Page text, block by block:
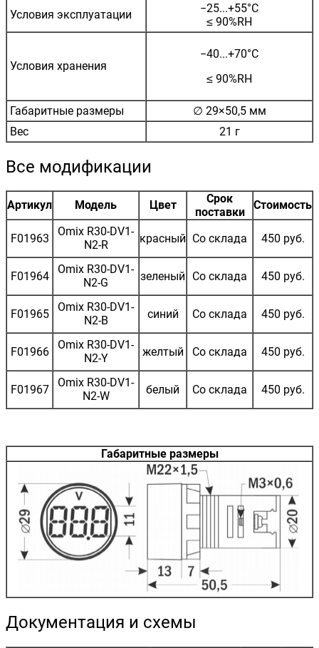
Условия эксплуатации
−25...+55°C
≤ 90%RH
Условия хранения
−40...+70°C
≤ 90%RH
Габаритные размеры
∅ 29×50,5 мм
Вес
21 г
Все модификации
Артикул Модель Цвет
Срок
поставки
Стоимость
F01963
Omix R30-DV1-
N2-R
красный Со склада 450 руб.
F01964
Omix R30-DV1-
N2-G
зеленый Со склада 450 руб.
F01965
Omix R30-DV1-
N2-B
синий Со склада 450 руб.
F01966
Omix R30-DV1-
N2-Y
желтый Со склада 450 руб.
F01967
Omix R30-DV1-
N2-W
белый Со склада 450 руб.
Габаритные размеры
Документация и схемы